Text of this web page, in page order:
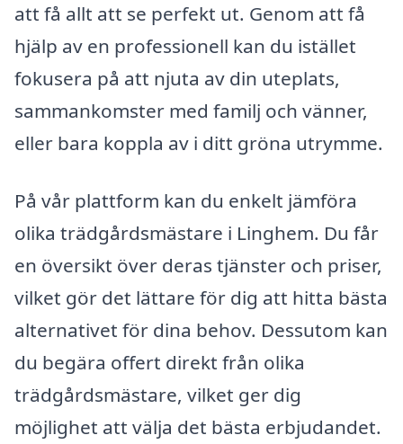
att få allt att se perfekt ut. Genom att få
hjälp av en professionell kan du istället
fokusera på att njuta av din uteplats,
sammankomster med familj och vänner,
eller bara koppla av i ditt gröna utrymme.
På vår plattform kan du enkelt jämföra
olika trädgårdsmästare i Linghem. Du får
en översikt över deras tjänster och priser,
vilket gör det lättare för dig att hitta bästa
alternativet för dina behov. Dessutom kan
du begära offert direkt från olika
trädgårdsmästare, vilket ger dig
möjlighet att välja det bästa erbjudandet.